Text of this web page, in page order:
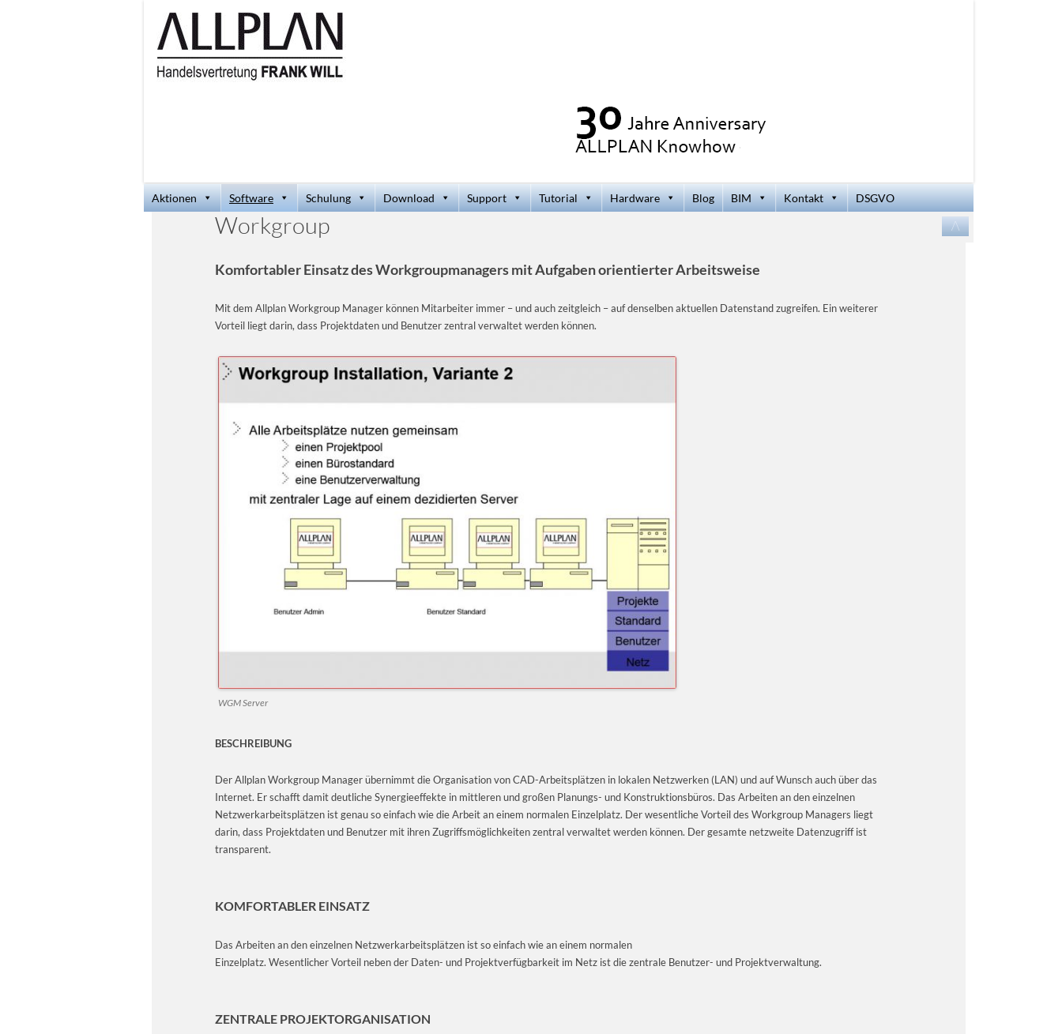
Aktionen Software Schulung Download Support Tutorial Hardware Blog BIM Kontakt DSGVO
Zum
Inhalt
springen
/\
Workgroup
Komfortabler Einsatz des Workgroupmanagers mitAufgaben orientierter Arbeitsweise
Mit dem Allplan Workgroup Manager können Mitarbeiter immer – und auch zeitgleich – auf denselben aktuellen Datenstand zugreifen. Ein weiterer
Vorteil liegt darin, dass Projektdaten und Benutzer zentral verwaltet werden können.
WGM Server
BESCHREIBUNG
Der Allplan Workgroup Manager übernimmt die Organisation von CAD-Arbeitsplätzen in lokalen Netzwerken (LAN) und auf Wunsch auch über das
Internet. Er schafft damit deutliche Synergieeffekte in mittleren und großen Planungs- und Konstruktionsbüros. Das Arbeiten an den einzelnen
Netzwerkarbeitsplätzen ist genau so einfach wie die Arbeit an einem normalen Einzelplatz. Der wesentliche Vorteil des Workgroup Managers liegt
darin, dass Projektdaten und Benutzer mit ihren Zugriffsmöglichkeiten zentral verwaltet werden können. Der gesamte netzweite Datenzugriff ist
transparent.
KOMFORTABLER EINSATZ
Das Arbeiten an den einzelnen Netzwerkarbeitsplätzen ist so einfach wie an einem normalen
Einzelplatz. Wesentlicher Vorteil neben der Daten- und Projektverfügbarkeit im Netz ist die zentrale Benutzer- und Projektverwaltung.
ZENTRALE PROJEKT­ORGANISATION